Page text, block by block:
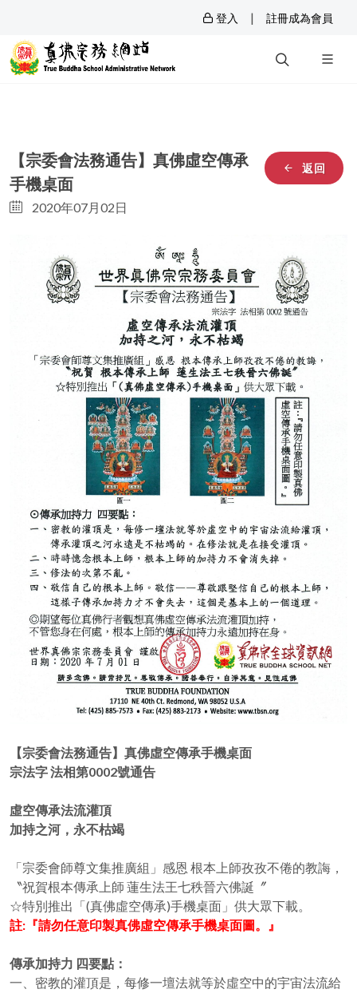
登入 | 註冊成為會員
返回
【宗委會法務通告】真佛虛空傳承
手機桌面
2020年07月02日
【宗委會法務通告】真佛虛空傳承手機桌面
宗法字 法相第0002號通告
虛空傳承法流灌頂
加持之河，永不枯竭
「宗委會師尊文集推廣組」感恩 根本上師孜孜不倦的教誨，
〝祝賀根本傳承上師 蓮生法王七秩晉六佛誕〞
☆特別推出「(真佛虛空傳承)手機桌面」供大眾下載。
註:『請勿任意印製真佛虛空傳承手機桌面圖。』
傳承加持力 四要點：
一、密教的灌頂是，每修一壇法就等於虛空中的宇宙法流給